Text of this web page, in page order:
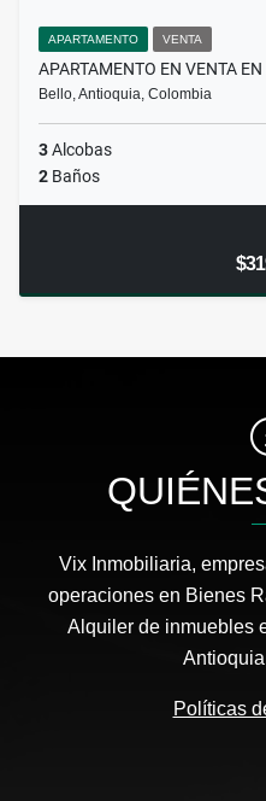
APARTAMENTO VENTA
APARTAMENTO EN VENTA
Bello, Antioquia, Colombia
3Alcobas
2 Baños
Vix Inmobiliaria,
operaciones en Bienes
Alquiler de inmuebles
Políticas